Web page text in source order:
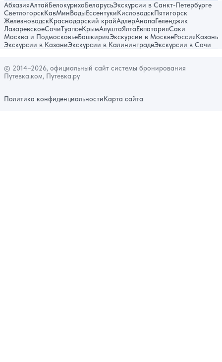
АбхазияАлтайБелокурихаБеларусьЭкскурсии в Санкт-Петербурге
СветлогорскКавМинВодыЕссентукиКисловодскПятигорск
ЖелезноводскКраснодарский крайАдлерАнапаГеленджик
ЛазаревскоеСочиТуапсеКрымАлуштаЯлтаЕвпаторияСаки
Москва и ПодмосковьеБашкирияЭкскурсии в МосквеРоссияКазань
Экскурсии в КазаниЭкскурсии в КалининградеЭкскурсии в Сочи
© 2014–2026, официальный сайт системы бронирования
Путевка.ком, Путевка.ру
Политика конфиденциальностиКарта сайта